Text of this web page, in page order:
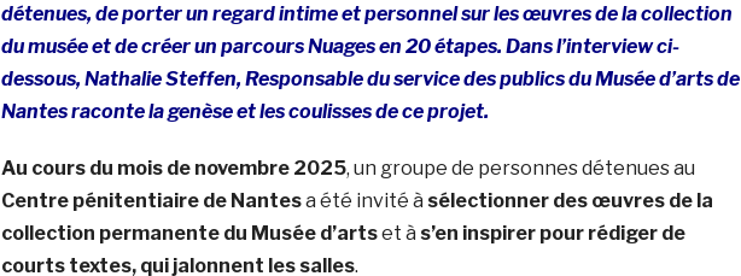
détenues, de porter un regard intime et personnel sur les œuvres de la collection
du musée et de créer un parcours Nuages en 20 étapes. Dans l’interview ci-
dessous, Nathalie Steffen, Responsable du service des publics du Musée d’arts de
Nantes raconte la genèse et les coulisses de ce projet.
Au cours du mois de novembre 2025, un groupe de personnes détenues au
Centre pénitentiaire de Nantesa été invité à sélectionner des œuvres de la
collection permanente du Musée d’artset à s’en inspirer pour rédiger de
courts textes, qui jalonnent les salles.